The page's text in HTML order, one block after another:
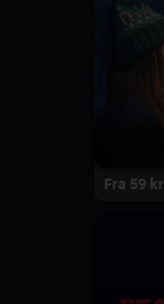
Fra 59 kr